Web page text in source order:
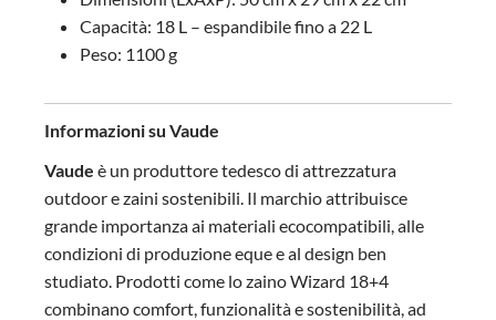
Capacità: 18 L – espandibile fino a 22 L
Peso: 1100 g
Informazioni su Vaude
Vaude è un produttore tedesco di attrezzatura
outdoor e zaini sostenibili. Il marchio attribuisce
grande importanza ai materiali ecocompatibili, alle
condizioni di produzione eque e al design ben
studiato. Prodotti come lo zaino Wizard 18+4
combinano comfort, funzionalità e sostenibilità, ad